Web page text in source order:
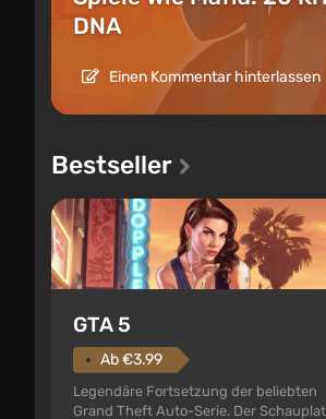
DNA
Einen Kommentar hinterlassen
Bestseller
GTA 5
Ab €3.99
Legendäre Fortsetzung der beliebten
Grand Theft Auto-Serie. Der